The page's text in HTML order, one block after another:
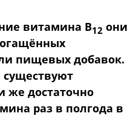
витамина B12 они
пищевых добавок.
существуют
же достаточно
раз в полгода в